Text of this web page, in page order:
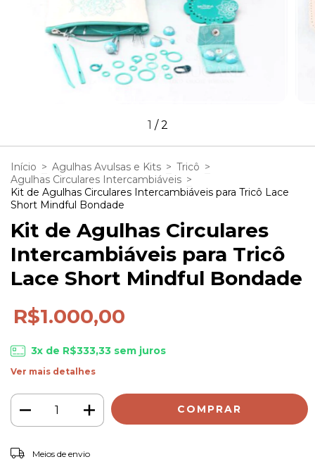
1 /2
Início > Agulhas Avulsas e Kits > Tricô >
Agulhas Circulares Intercambiáveis >
Kit de Agulhas Circulares Intercambiáveis para Tricô Lace
Short Mindful Bondade
Kit de Agulhas Circulares
Intercambiáveis para Tricô
Lace Short Mindful Bondade
R$1.000,00
3x de R$333,33sem juros
Ver mais detalhes
Entregas para o CEP:
Meios de envio